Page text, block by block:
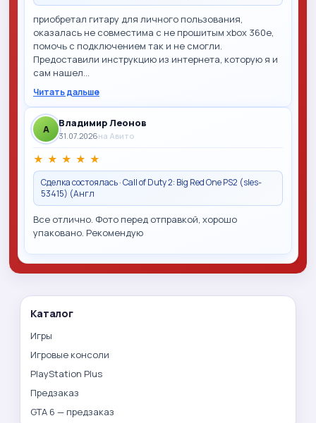
приобретал гитару для личного пользования,
оказалась не совместима с не прошитым xbox 360e,
помочь с подключением так и не смогли.
Предоставили инструкцию из интернета, которую я и
сам нашел…
Читать дальше
A Владимир Леонов
31.07.2026на Авито
★ ★ ★ ★ ★
Сделка состоялась · Call of Duty 2: Big Red One PS2 (sles-
53415) (Англ
Все отлично. Фото перед отправкой, хорошо
упаковано. Рекомендую
Каталог
Игры
Игровые консоли
PlayStation Plus
Предзаказ
GTA 6 — предзаказ